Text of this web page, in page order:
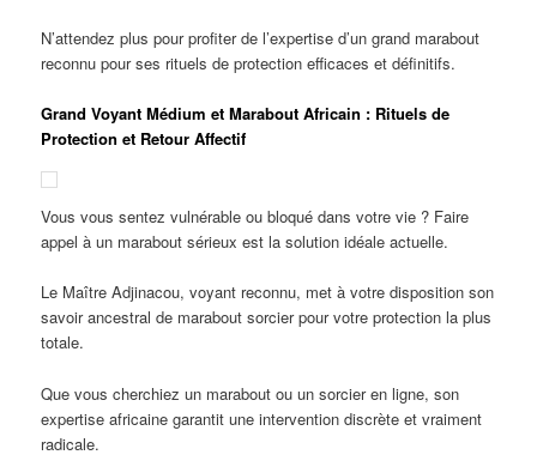
N’attendez plus pour profiter de l’expertise d’un grand marabout
reconnu pour ses rituels de protection efficaces et définitifs.
Grand Voyant Médium et Marabout Africain : Rituels de
Protection et Retour Affectif
Vous vous sentez vulnérable ou bloqué dans votre vie ? Faire
appel à un marabout sérieux est la solution idéale actuelle.
Le Maître Adjinacou, voyant reconnu, met à votre disposition son
savoir ancestral de marabout sorcier pour votre protection la plus
totale.
Que vous cherchiez un marabout ou un sorcier en ligne, son
expertise africaine garantit une intervention discrète et vraiment
radicale.